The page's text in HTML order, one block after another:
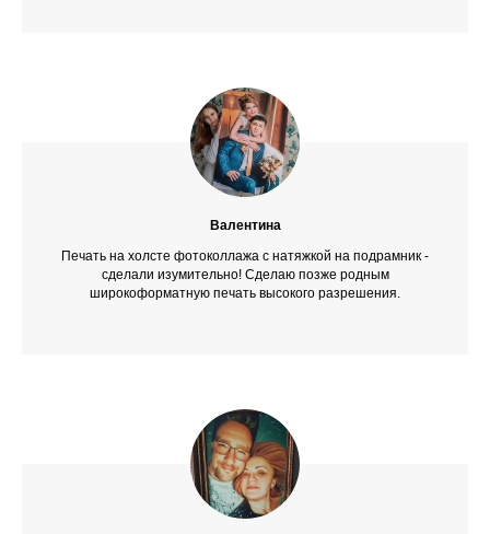
Валентина
Печать на холсте фотоколлажа с натяжкой на подрамник -
сделали изумительно! Сделаю позже родным
широкоформатную печать высокого разрешения.